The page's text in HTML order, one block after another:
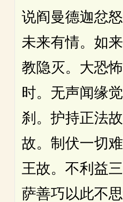
说阎曼德迦忿
未来有情。如
教隐灭。大恐
时。无声闻缘
刹。护持正法
故。制伏一切
王故。不利益
萨善巧以此不